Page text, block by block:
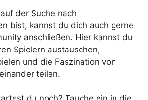
der Suche nach
bist, kannst du dich auch gerne
anschließen. Hier kannst du
Spielern austauschen,
und die Faszination von
teilen.
du noch? Tauche ein in die